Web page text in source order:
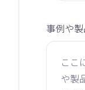
事例や